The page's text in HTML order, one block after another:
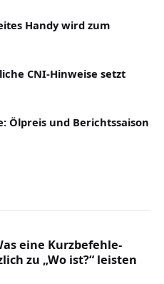
Handy wird zum
CNI-Hinweise setzt
Ölpreis und Berichtssaison
eine Kurzbefehle-
zu „Wo ist?“ leisten